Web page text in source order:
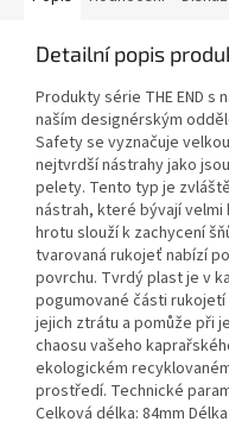
Detailní popis
Produkty série THE END s
naším designérským
Safety se vyznačuje
nejtvrdší nástrahy jako
pelety. Tento typ je
nástrah, které bývají velmi
hrotu slouží k zachycení
tvarovaná rukojeť nabízí
povrchu. Tvrdý plast je v
pogumované části rukojetí
jejich ztrátu a pomůže při
chaosu vašeho
ekologickém
prostředí. Technické
Celková délka: 84mm